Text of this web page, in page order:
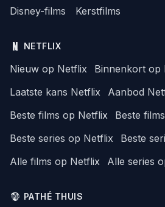
Disney-films
Kerstfilms
NETFLIX
Nieuw op Netflix
Binnenkort op
Laatste kans Netflix
Aanbod
Beste films op Netflix
Beste
Beste series op Netflix
Beste
Alle films op Netflix
Alle series
PATHÉ THUIS